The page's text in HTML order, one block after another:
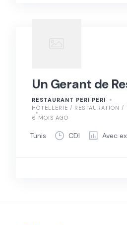
Un Gerant de
RESTAURANT PERI PERI
HÔTELLERIE / RESTAURATION /
6 MOIS AGO
Tunis CDI Avec